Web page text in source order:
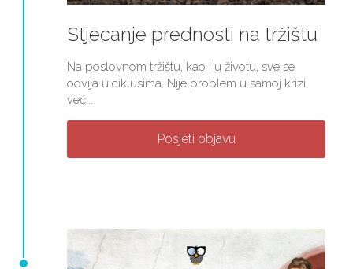
Stjecanje prednosti na tržištu
Na poslovnom tržištu, kao i u životu, sve se
odvija u ciklusima. Nije problem u samoj krizi
već...
Posjeti objavu